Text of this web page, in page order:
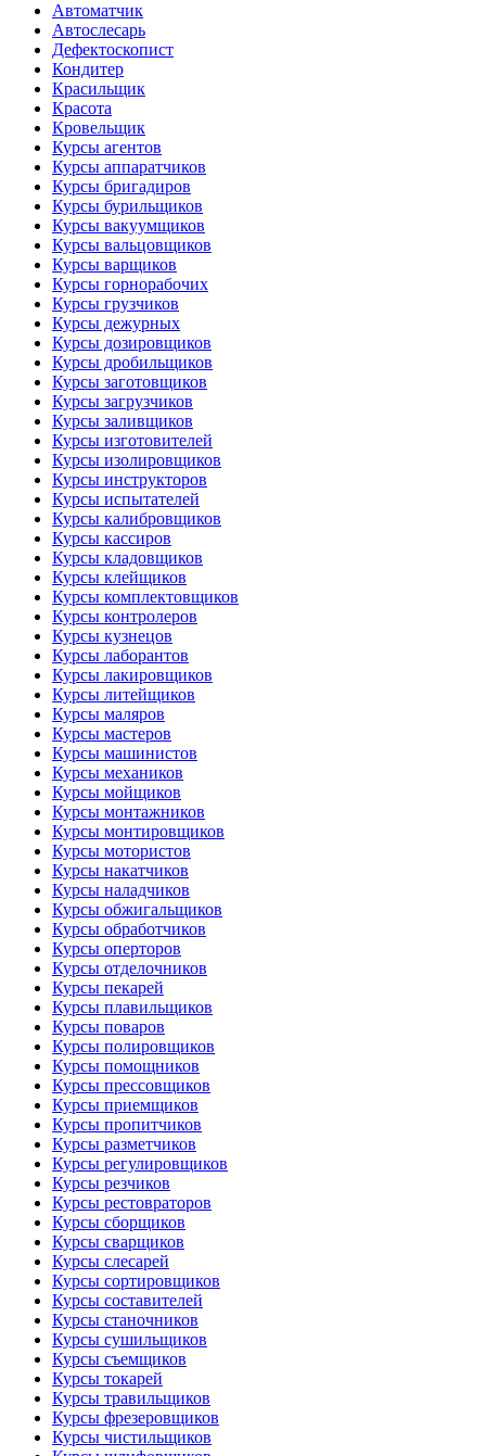
Автоматчик
Автослесарь
Дефектоскопист
Кондитер
Красильщик
Красота
Кровельщик
Курсы агентов
Курсы аппаратчиков
Курсы бригадиров
Курсы бурильщиков
Курсы вакуумщиков
Курсы вальцовщиков
Курсы варщиков
Курсы горнорабочих
Курсы грузчиков
Курсы дежурных
Курсы дозировщиков
Курсы дробильщиков
Курсы заготовщиков
Курсы загрузчиков
Курсы заливщиков
Курсы изготовителей
Курсы изолировщиков
Курсы инструкторов
Курсы испытателей
Курсы калибровщиков
Курсы кассиров
Курсы кладовщиков
Курсы клейщиков
Курсы комплектовщиков
Курсы контролеров
Курсы кузнецов
Курсы лаборантов
Курсы лакировщиков
Курсы литейщиков
Курсы маляров
Курсы мастеров
Курсы машинистов
Курсы механиков
Курсы мойщиков
Курсы монтажников
Курсы монтировщиков
Курсы мотористов
Курсы накатчиков
Курсы наладчиков
Курсы обжигальщиков
Курсы обработчиков
Курсы оперторов
Курсы отделочников
Курсы пекарей
Курсы плавильщиков
Курсы поваров
Курсы полировщиков
Курсы помощников
Курсы прессовщиков
Курсы приемщиков
Курсы пропитчиков
Курсы разметчиков
Курсы регулировщиков
Курсы резчиков
Курсы рестовраторов
Курсы сборщиков
Курсы сварщиков
Курсы слесарей
Курсы сортировщиков
Курсы составителей
Курсы станочников
Курсы сушильщиков
Курсы съемщиков
Курсы токарей
Курсы травильщиков
Курсы фрезеровщиков
Курсы чистильщиков